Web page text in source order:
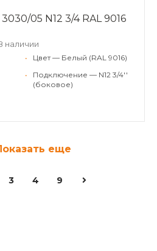
05 N12 3/4 RAL 9016
наличии
•
Цвет — Белый (RAL 9016)
•
Подключение — N12 3/4''
(боковое)
еще
3 4 9